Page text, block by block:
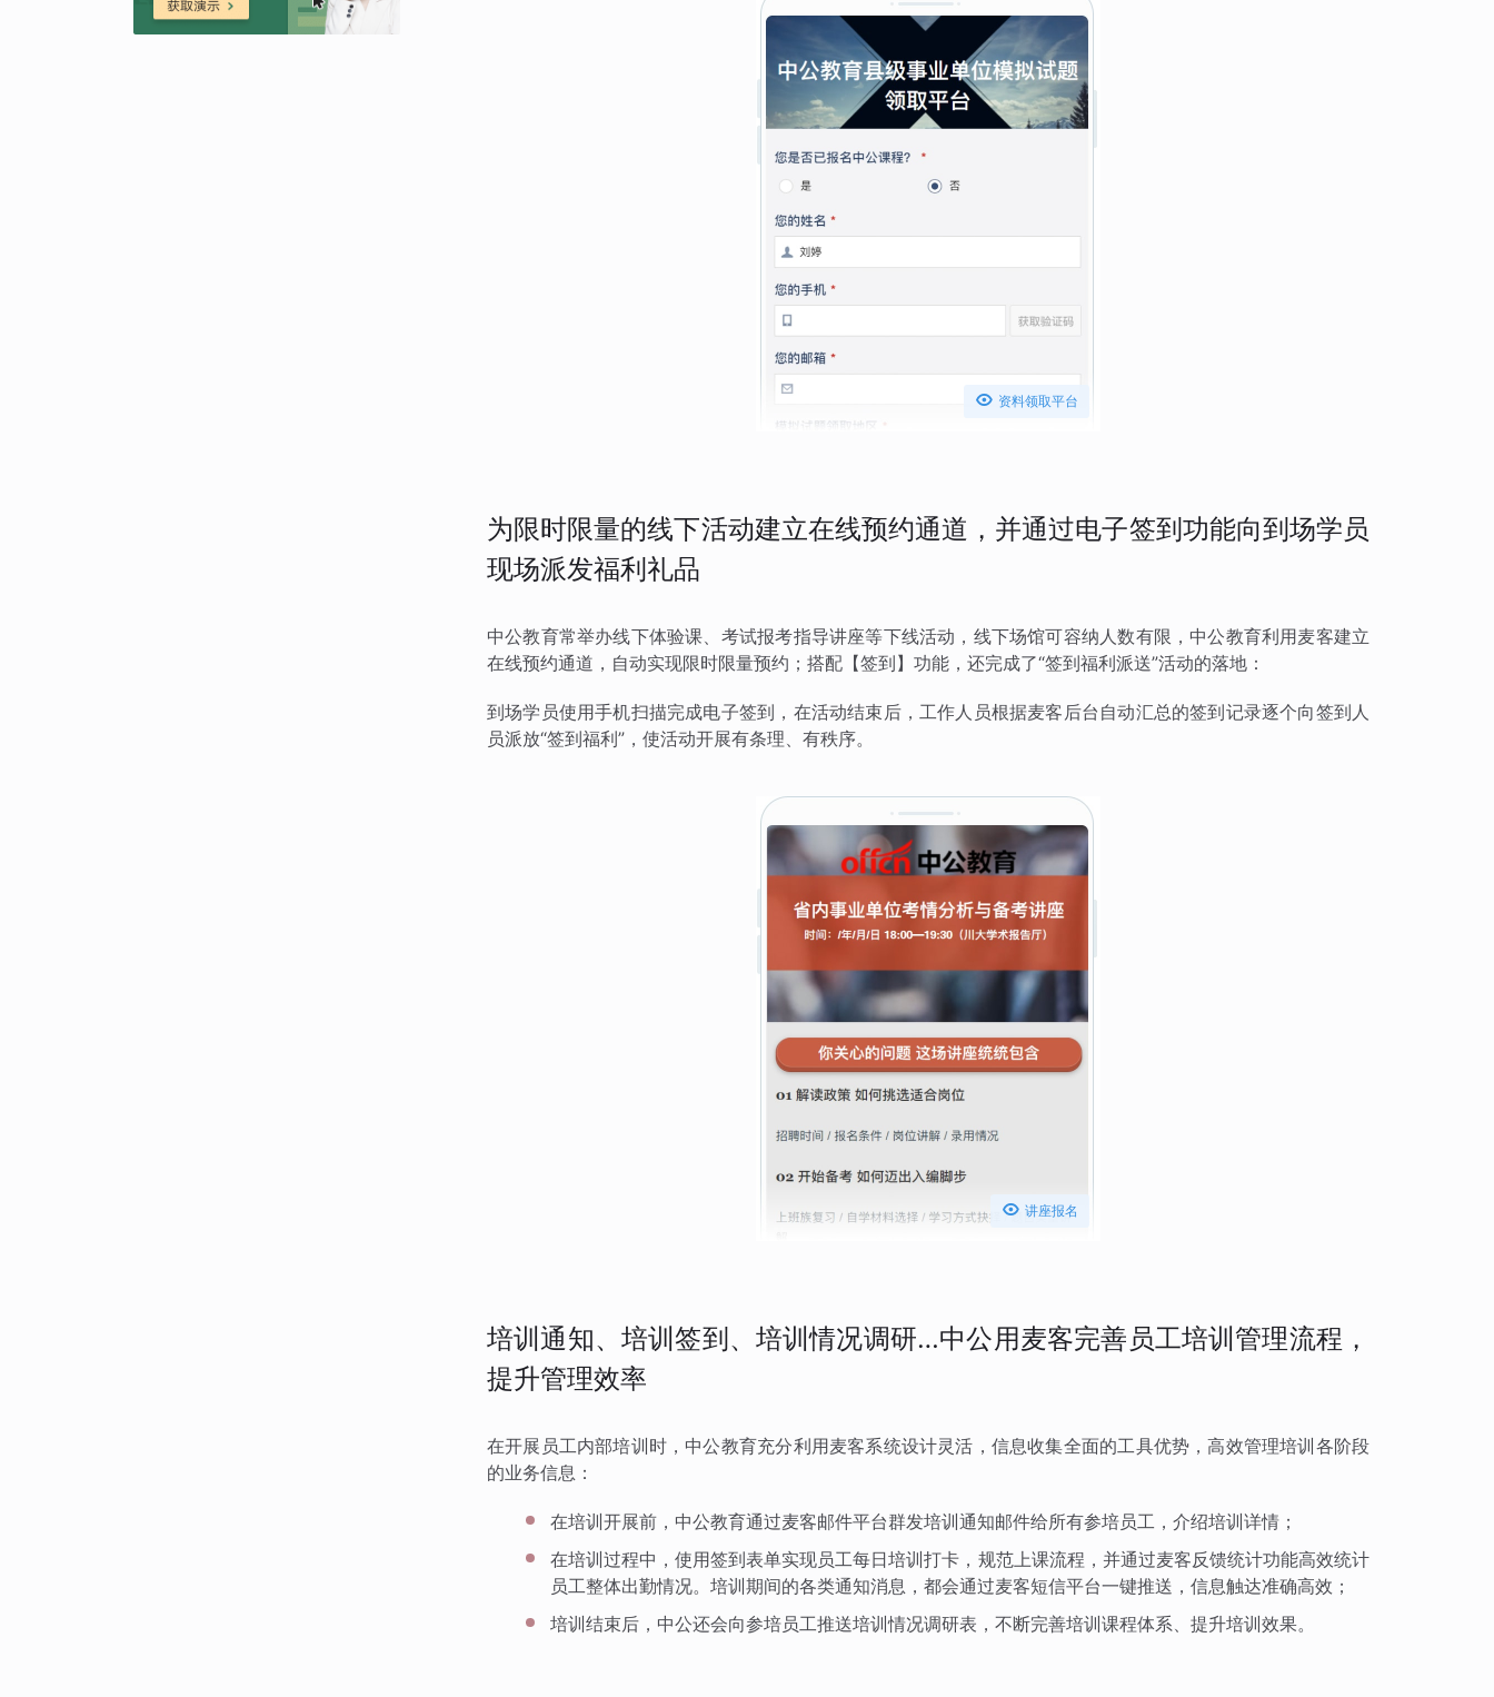
 资料领取平台
为限时限量的线下活动建立在线预约通道，并通过电子签到功能向到场学员
现场派发福利礼品
中公教育常举办线下体验课、考试报考指导讲座等下线活动，线下场馆可容纳人数有限，中公教育利用麦客建立
在线预约通道，自动实现限时限量预约；搭配【签到】功能，还完成了“签到福利派送”活动的落地：
到场学员使用手机扫描完成电子签到，在活动结束后，工作人员根据麦客后台自动汇总的签到记录逐个向签到人
员派放“签到福利”，使活动开展有条理、有秩序。
 讲座报名
培训通知、培训签到、培训情况调研…中公用麦客完善员工培训管理流程，
提升管理效率
在开展员工内部培训时，中公教育充分利用麦客系统设计灵活，信息收集全面的工具优势，高效管理培训各阶段
的业务信息：
在培训开展前，中公教育通过麦客邮件平台群发培训通知邮件给所有参培员工，介绍培训详情；
在培训过程中，使用签到表单实现员工每日培训打卡，规范上课流程，并通过麦客反馈统计功能高效统计
员工整体出勤情况。培训期间的各类通知消息，都会通过麦客短信平台一键推送，信息触达准确高效；
培训结束后，中公还会向参培员工推送培训情况调研表，不断完善培训课程体系、提升培训效果。